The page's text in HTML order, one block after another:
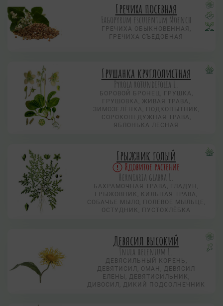
Гречиха посевная
Fagopyrum esculentum Moench
ГРЕЧИХА ОБЫКНОВЕННАЯ,
ГРЕЧИХА СЪЕДОБНАЯ
Грушанка круглолистная
Pyrola rotundifolia L.
БОРОВОЙ БРОНЕЦ, ГРУШКА,
ГРУШОВКА, ЖИВАЯ ТРАВА,
ЗИМОЗЕЛЁНКА, ПОДКОПЫТНИК,
СОРОКОНЕДУЖНАЯ ТРАВА,
ЯБЛОНЬКА ЛЕСНАЯ
Грыжник голый
Ядовитое растение
Herniaria glabra L.
БАХРАМОЧНАЯ ТРАВА, ГЛАДУН,
ГРЫЖОВНИК, КИЛЬНАЯ ТРАВА,
СОБАЧЬЕ МЫЛО, ПОЛЕВОЕ МЫЛЬЦЕ,
ОСТУДНИК, ПУСТОХЛЁБКА
Девясил высокий
Inula helenium L.
ДЕВЯСИЛЬНЫЙ КОРЕНЬ,
ДЕВЯТИСИЛ, ОМАН, ДЕВЯСИЛ
ЕЛЕНЫ, ДЕВЯТИСИЛЬНИК,
ДИВОСИЛ, ДИКИЙ ПОДСОЛНЕЧНИК